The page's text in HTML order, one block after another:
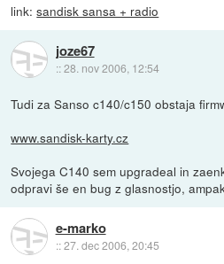
link:sandisk sansa + radio
joze67
::28. nov 2006, 12:54
Tudi za Sanso c140/c150 obstaja
www.sandisk-karty.cz
Svojega C140 sem upgradeal in
odpravi še en bug z glasnostjo,
e-marko
::27. dec 2006, 20:45